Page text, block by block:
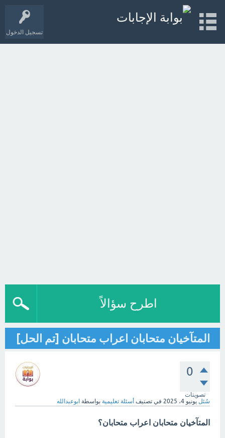
تسجيل الدخول
اطرح سؤالاً
المتآخيان متحابان اعراب متحابان [تم الحل]
0
تصويتات
سُئل يونيو 4، 2025 في تصنيف أسئلة تعليمية بواسطة ابوعبدالله
المتآخيان متحابان اعراب متحابان؟